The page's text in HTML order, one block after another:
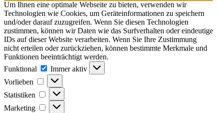
Um Ihnen eine optimale Webseite zu bieten, verwenden wir
Technologien wie Cookies, um Geräteinformationen zu speichern
und/oder darauf zuzugreifen. Wenn Sie diesen Technologien
zustimmen, können wir Daten wie das Surfverhalten oder eindeutige
IDs auf dieser Website verarbeiten. Wenn Sie Ihre Zustimmung
nicht erteilen oder zurückziehen, können bestimmte Merkmale und
Funktionen beeinträchtigt werden.
Funktional
Funktional
Immer aktiv
Vorlieben
Vorlieben
Statistiken Statistiken
Marketing Marketing